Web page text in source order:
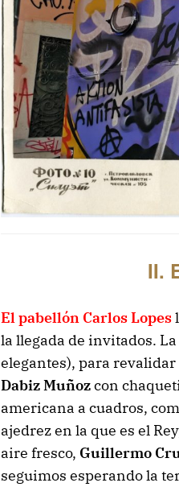
II.
El pabellón Carlos Lopes
la llegada de invitados.
elegantes), para
Dabiz Muñozcon
americana a cuadros,
ajedrez en la que es el
aire fresco, Guillermo
seguimos esperando la